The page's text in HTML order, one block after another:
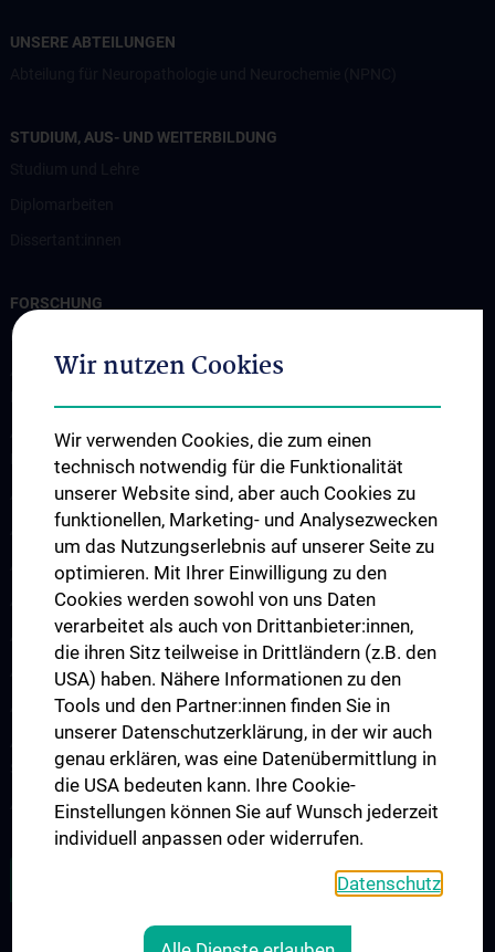
UNSERE ABTEILUNGEN
STUDIUM, AUS- UND WEITERBILDUNG
FORSCHUNG
Professur für Experimentelle Hirnstimulation / TPS
Arbeitsgruppe für Amyotrophe Lateralsklerose und andere
Arbeitsgruppe für Gedächtnisstörungen und
Demenzerkrankungen
Arbeitsgruppe Epilepsie
Arbeitsgruppe für Idiopathische intrakranielle Hypertension (IIH)
Arbeitsgruppe für Neurogenetik
Arbeitsgruppe für Neuroimmunologie
Arbeitsgruppe für Neuromuskuläre Erkrankungen
Arbeitsgruppe für Neuroonkologie
Arbeitsgruppe Neuropsychologie
Arbeitsgruppe für Schlafstörungen und schlafassoziierte
Störungen
Arbeitsgruppe für Schwindel- und Gleichgewichtsstörungen
Wir nutzen Cookies
Wir verwenden Cookies, die zum einen
technisch notwendig für die Funktionalität
unserer Website sind, aber auch Cookies zu
funktionellen, Marketing- und Analysezwecken
um das Nutzungserlebnis auf unserer Seite zu
optimieren. Mit Ihrer Einwilligung zu den
Cookies werden sowohl von uns Daten
verarbeitet als auch von Drittanbieter:innen,
die ihren Sitz teilweise in Drittländern (z.B. den
USA) haben. Nähere Informationen zu den
Tools und den Partner:innen finden Sie in
unserer Datenschutzerklärung, in der wir auch
genau erklären, was eine Datenübermittlung in
die USA bedeuten kann. Ihre Cookie-
Einstellungen können Sie auf Wunsch jederzeit
individuell anpassen oder widerrufen.
Datenschutz